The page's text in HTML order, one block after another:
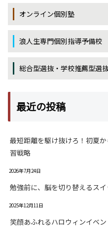
オンライン個別塾
浪人生専門個別指導予備校
総合型選抜・学校推薦型選
最近の投稿
最短距離を駆け抜けろ！初夏
習戦略
2026年7月24日
勉強前に、脳を切り替えるスイ
2025年12月11日
笑顔あふれるハロウィンイベ